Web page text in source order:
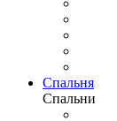
Спальня
Спальни